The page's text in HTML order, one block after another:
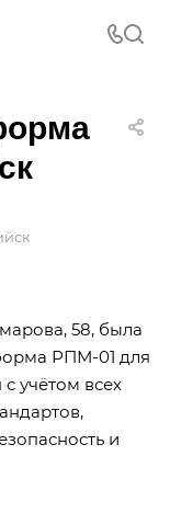
58, была
РПМ-01 для
учётом всех
и